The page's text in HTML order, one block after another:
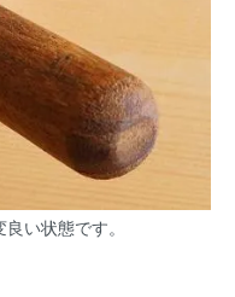
い状態です。